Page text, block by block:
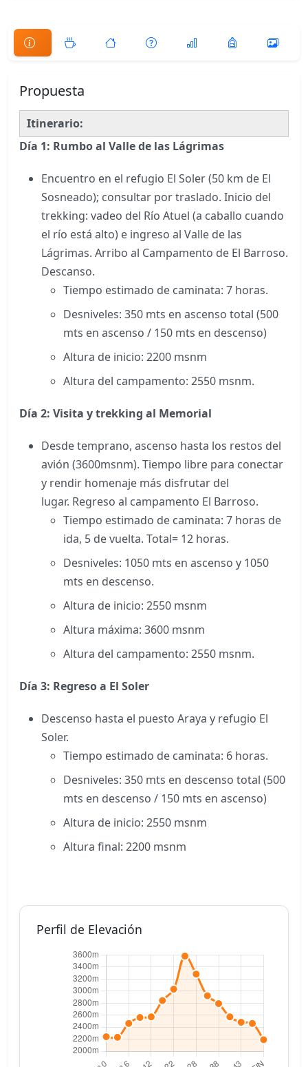
Propuesta
Itinerario:
Día 1: Rumbo al Valle de las Lágrimas
Encuentro en el refugio El Soler (50 km de El
Sosneado); consultar por traslado. Inicio del
trekking: vadeo del Río Atuel (a caballo cuando
el río está alto) e ingreso al Valle de las
Lágrimas. Arribo al Campamento de El Barroso.
Descanso.
Tiempo estimado de caminata: 7 horas.
Desniveles: 350 mts en ascenso total (500
mts en ascenso / 150 mts en descenso)
Altura de inicio: 2200 msnm
Altura del campamento: 2550 msnm.
Día 2: Visita y trekking al Memorial
Desde temprano, ascenso hasta los restos del
avión (3600msnm). Tiempo libre para conectar
y rendir homenaje más disfrutar del
lugar. Regreso al campamento El Barroso.
Tiempo estimado de caminata: 7 horas de
ida, 5 de vuelta. Total= 12 horas.
Desniveles: 1050 mts en ascenso y 1050
mts en descenso.
Altura de inicio: 2550 msnm
Altura máxima: 3600 msnm
Altura del campamento: 2550 msnm.
Día 3: Regreso a El Soler
Descenso hasta el puesto Araya y refugio El
Soler.
Tiempo estimado de caminata: 6 horas.
Desniveles: 350 mts en descenso total (500
mts en descenso / 150 mts en ascenso)
Altura de inicio: 2550 msnm
Altura final: 2200 msnm
Perfil de Elevación